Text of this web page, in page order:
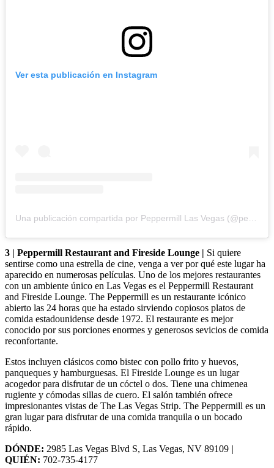
Ver esta publicación en Instagram
3 | Peppermill Restaurant and Fireside Lounge | Si quiere
sentirse como una estrella de cine, venga a ver por qué este lugar ha
aparecido en numerosas películas. Uno de los mejores restaurantes
con un ambiente único en Las Vegas es el Peppermill Restaurant
and Fireside Lounge. The Peppermill es un restaurante icónico
abierto las 24 horas que ha estado sirviendo copiosos platos de
comida estadounidense desde 1972. El restaurante es mejor
conocido por sus porciones enormes y generosos sevicios de comida
reconfortante.
Estos incluyen clásicos como bistec con pollo frito y huevos,
panqueques y hamburguesas. El Fireside Lounge es un lugar
acogedor para disfrutar de un cóctel o dos. Tiene una chimenea
rugiente y cómodas sillas de cuero. El salón también ofrece
impresionantes vistas de The Las Vegas Strip. The Peppermill es un
gran lugar para disfrutar de una comida tranquila o un bocado
rápido.
DÓNDE: 2985 Las Vegas Blvd S, Las Vegas, NV 89109 |
QUIÉN: 702-735-4177